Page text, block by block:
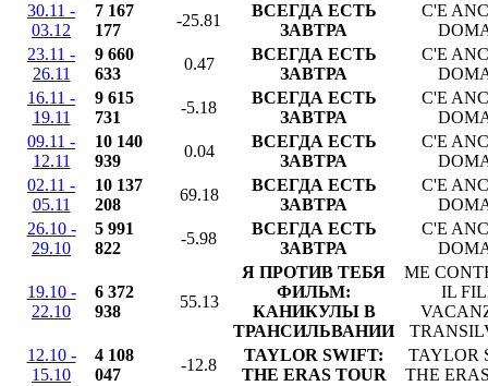
30.11 -
03.12
7 167
177
-25.81
ВСЕГДА ЕСТЬ
ЗАВТРА
C'E
23.11 -
26.11
9 660
633
0.47
ВСЕГДА ЕСТЬ
ЗАВТРА
C'E
16.11 -
19.11
9 615
731
-5.18
ВСЕГДА ЕСТЬ
ЗАВТРА
C'E
09.11 -
12.11
10 140
939
0.04
ВСЕГДА ЕСТЬ
ЗАВТРА
C'E
02.11 -
05.11
10 137
208
69.18
ВСЕГДА ЕСТЬ
ЗАВТРА
C'E
26.10 -
29.10
5 991
822
-5.98
ВСЕГДА ЕСТЬ
ЗАВТРА
C'E
19.10 -
22.10
6 372
938
55.13
Я ПРОТИВ ТЕБЯ
ФИЛЬМ:
КАНИКУЛЫ В
ТРАНСИЛЬВАНИИ
ME
IL
12.10 -
15.10
4 108
047
-12.8
TAYLOR SWIFT:
THE ERAS TOUR
TAYLOR
THE